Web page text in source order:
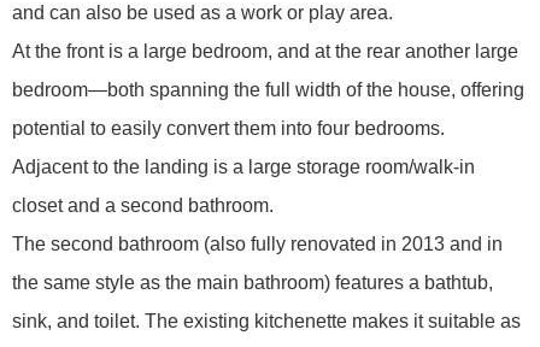
and can also be used as a work or play area.
At the front is a large bedroom, and at the rear another large
bedroom—both spanning the full width of the house, offering
potential to easily convert them into four bedrooms.
Adjacent to the landing is a large storage room/walk-in
closet and a second bathroom.
The second bathroom (also fully renovated in 2013 and in
the same style as the main bathroom) features a bathtub,
sink, and toilet. The existing kitchenette makes it suitable as